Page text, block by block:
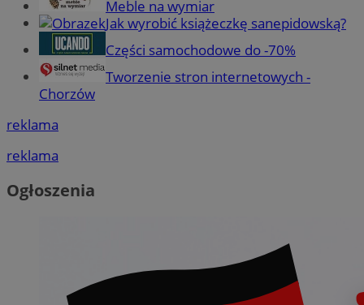
Meble na wymiar
Jak wyrobić książeczkę sanepidowską?
Części samochodowe do -70%
Tworzenie stron internetowych -
Chorzów
reklama
reklama
Ogłoszenia